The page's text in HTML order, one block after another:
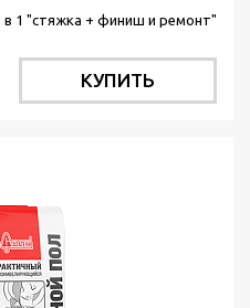
в 1 "стяжка + финиш и ремонт"
КУПИТЬ